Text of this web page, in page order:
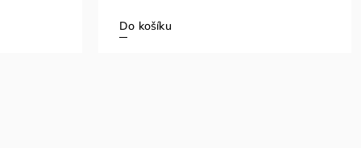
Do košíku